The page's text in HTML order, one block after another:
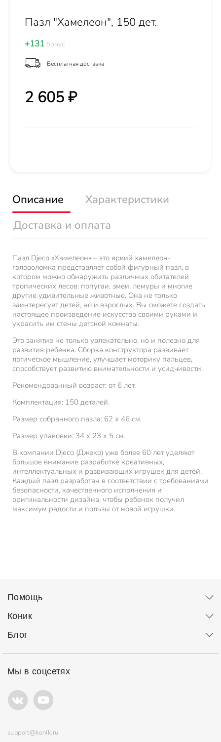
Пазл "Хамелеон", 150 дет.
+131 бонус
Бесплатная доставка
2 605 ₽
Описание
Характеристики
Доставка и оплата
Пазл Djeco «Хамелеон» – это яркий хамелеон-
головоломка представляет собой фигурный пазл, в
котором можно обнаружить различных обитателей
тропических лесов: попугаи, змеи, лемуры и многие
другие удивительные животные. Она не только
заинтересует детей, но и взрослых. Вы сможете создать
настоящее произведение искусства своими руками и
украсить им стены детской комнаты.
Это занятие не только увлекательно, но и полезно для
развития ребенка. Сборка конструктора развивает
логическое мышление, улучшает моторику пальцев,
способствует развитию внимательности и усидчивости.
Рекомендованный возраст: от 6 лет.
Комплектация: 150 деталей.
Размер собранного пазла: 62 х 46 см.
Размер упаковки: 34 х 23 х 5 см.
В компании Djeco (Джеко) уже более 60 лет уделяют
большое внимание разработке креативных,
интеллектуальных и развивающих игрушек для детей.
Каждый пазл разработан в соответствии с требованиями
безопасности, качественного исполнения и
оригинальности дизайна, чтобы ребенок получил
максимум радости и пользы от новой игрушки.
Помощь
Коник
Блог
Мы в соцсетях
support@konik.ru